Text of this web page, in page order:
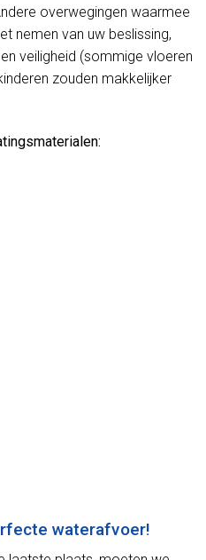
overwegingen waarmee
nemen van uw beslissing,
veiligheid (sommige vloeren
zouden makkelijker
waterafvoer!